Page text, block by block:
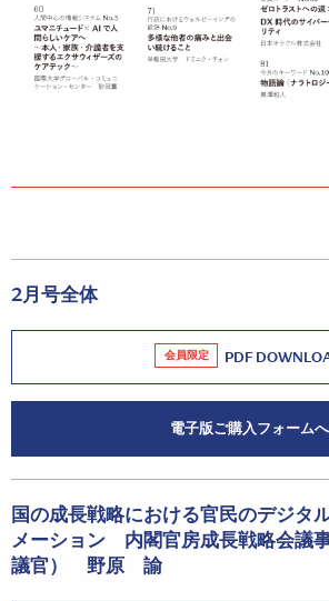
2月号全体
会員限定 PDF
電子版ご購入フォームへ
国の成長戦略における官民のデジタ
メーション 内閣官房成長戦略会議
議官） 野原 諭